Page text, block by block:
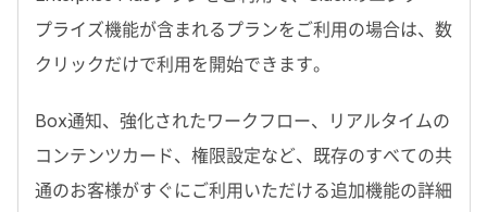
プライズ機能が含まれるプランをご利用の場合は、数
クリックだけで利用を開始できます。
Box通知、強化されたワークフロー、リアルタイムの
コンテンツカード、権限設定など、既存のすべての共
通のお客様がすぐにご利用いただける追加機能の詳細